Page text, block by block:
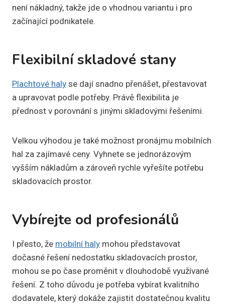
není nákladný, takže jde o vhodnou variantu i pro
začínající podnikatele.
Flexibilní skladové stany
Plachtové haly se dají snadno přenášet, přestavovat
a upravovat podle potřeby. Právě flexibilita je
přednost v porovnání s jinými skladovými řešeními.
Velkou výhodou je také možnost pronájmu mobilních
hal za zajímavé ceny. Vyhnete se jednorázovým
vyšším nákladům a zároveň rychle vyřešíte potřebu
skladovacích prostor.
Vybírejte od profesionálů
I přesto, že mobilní haly mohou představovat
dočasné řešení nedostatku skladovacích prostor,
mohou se po čase proměnit v dlouhodobě využívané
řešení. Z toho důvodu je potřeba vybírat kvalitního
dodavatele, který dokáže zajistit dostatečnou kvalitu